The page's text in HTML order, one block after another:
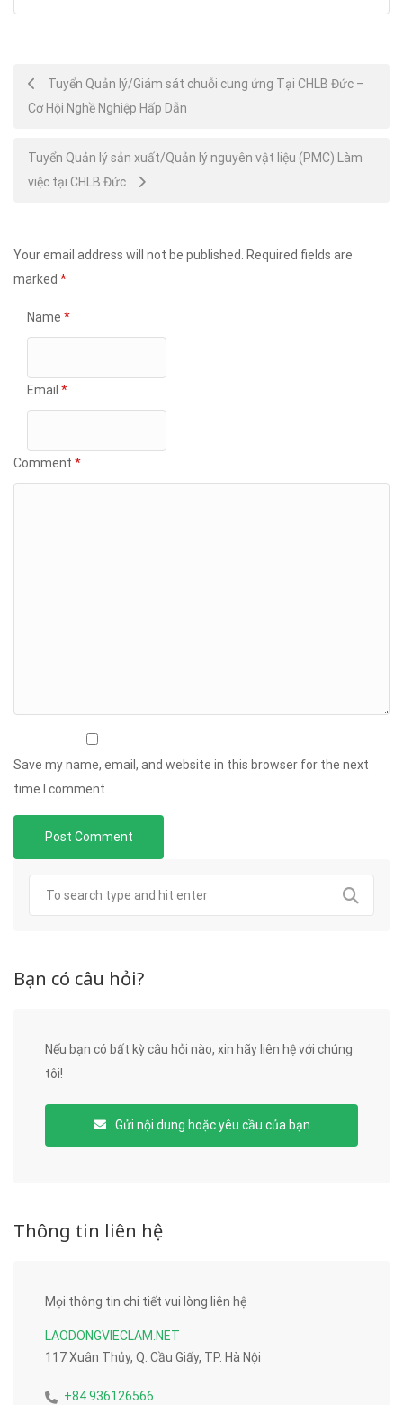
Post
navigation
Tuyển Quản lý/Giám sát chuỗi cung ứng Tại CHLB Đức –
Cơ Hội Nghề Nghiệp Hấp Dẫn
Tuyển Quản lý sản xuất/Quản lý nguyên vật liệu (PMC) Làm
việc tại CHLB Đức
Your email address will not be published. Required fields are
marked *
Name *
Email *
Comment *
Save my name, email, and website in this browser for the next
time I comment.
Bạn có câu hỏi?
Nếu bạn có bất kỳ câu hỏi nào, xin hãy liên hệ với chúng
tôi!
Gửi nội dung hoặc yêu cầu của bạn
Thông tin liên hệ
Mọi thông tin chi tiết vui lòng liên hệ
LAODONGVIECLAM.NET
117 Xuân Thủy, Q. Cầu Giấy, TP. Hà Nội
+84 936126566